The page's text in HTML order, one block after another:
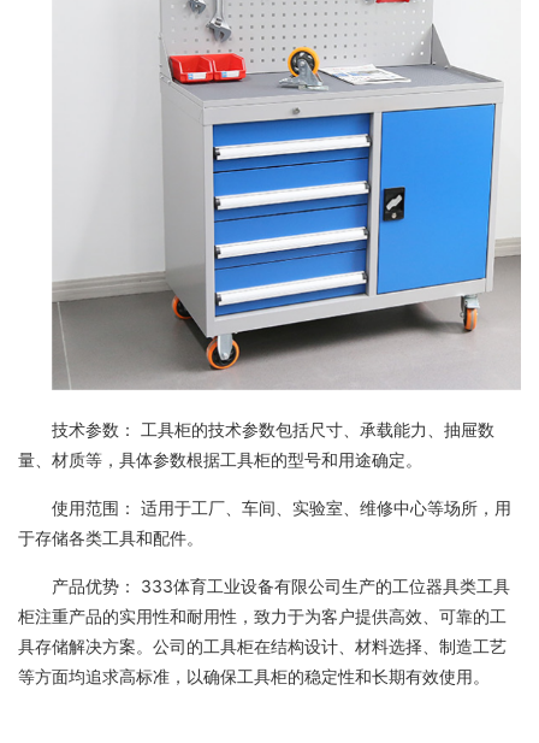
技术参数： 工具柜的技术参数包括尺寸、承载能力、抽屉数
量、材质等，具体参数根据工具柜的型号和用途确定。
使用范围： 适用于工厂、车间、实验室、维修中心等场所，用
于存储各类工具和配件。
产品优势： 333体育工业设备有限公司生产的工位器具类工具
柜注重产品的实用性和耐用性，致力于为客户提供高效、可靠的工
具存储解决方案。公司的工具柜在结构设计、材料选择、制造工艺
等方面均追求高标准，以确保工具柜的稳定性和长期有效使用。